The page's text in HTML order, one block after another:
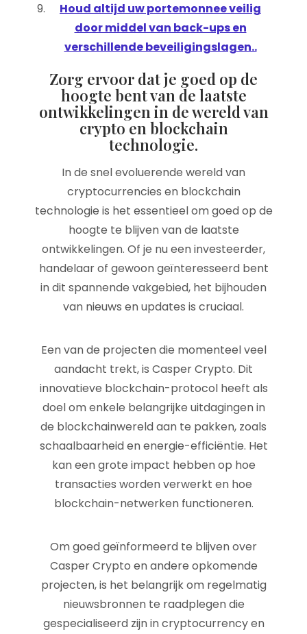
Houd altijd uw portemonnee veilig
door middel van back-ups en
verschillende beveiligingslagen..
Zorg ervoor dat je goed op de
hoogte bent van de laatste
ontwikkelingen in de wereld van
crypto en blockchain
technologie.
In de snel evoluerende wereld van
cryptocurrencies en blockchain
technologie is het essentieel om goed op de
hoogte te blijven van de laatste
ontwikkelingen. Of je nu een investeerder,
handelaar of gewoon geïnteresseerd bent
in dit spannende vakgebied, het bijhouden
van nieuws en updates is cruciaal.
Een van de projecten die momenteel veel
aandacht trekt, is Casper Crypto. Dit
innovatieve blockchain-protocol heeft als
doel om enkele belangrijke uitdagingen in
de blockchainwereld aan te pakken, zoals
schaalbaarheid en energie-efficiëntie. Het
kan een grote impact hebben op hoe
transacties worden verwerkt en hoe
blockchain-netwerken functioneren.
Om goed geïnformeerd te blijven over
Casper Crypto en andere opkomende
projecten, is het belangrijk om regelmatig
nieuwsbronnen te raadplegen die
gespecialiseerd zijn in cryptocurrency en